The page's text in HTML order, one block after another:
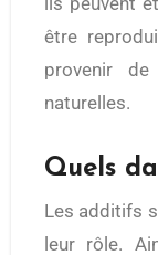
être
provenir
naturelles.
Quels
Les additifs
leur rôle.